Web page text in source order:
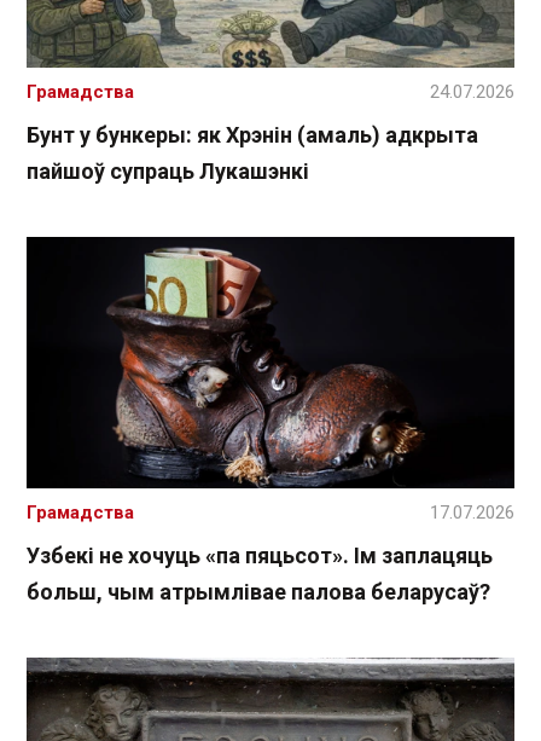
Бунт у бункеры: як Хрэнін (амаль) адкрыта
пайшоў супраць Лукашэнкі
Грамадства 24.07.2026
Узбекі не хочуць «па пяцьсот». Ім заплацяць
больш, чым атрымлівае палова беларусаў?
Грамадства 17.07.2026